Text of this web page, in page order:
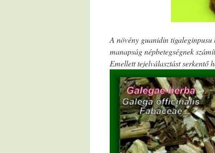
A növény guanidin tigaleginpusu
manapság népbetegségnek
Emellett tejelválasztást serkentő